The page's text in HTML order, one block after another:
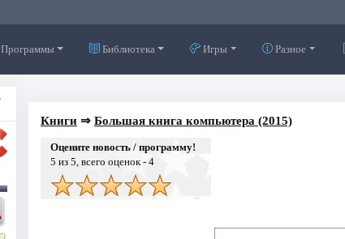
Программы Библиотека Игры Разное
Книги⇒ Большая книга компьютера (2015)
Оцените новость / программу!
5 из 5, всего оценок - 4